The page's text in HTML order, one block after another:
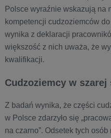
Polsce wyraźnie wskazują na
kompetencji cudzoziemców
wynika z deklaracji
większość z nich uważa, że
kwalifikacji.
Cudzoziemcy w szarej
Z badań wynika, że części
w Polsce zdarzyło się
na czarno”. Odsetek tych